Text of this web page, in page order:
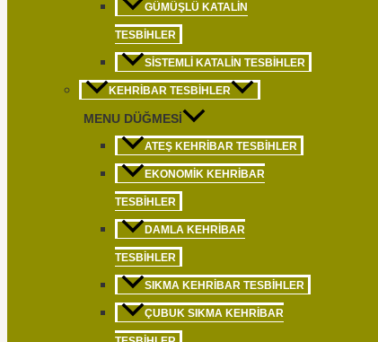
GÜMÜŞLÜ KATALIN
TESBIHLER
SISTEMLI KATALIN TESBIHLER
KEHRIBAR TESBIHLER
MENU DÜĞMESI
ATEŞ KEHRIBAR TESBIHLER
EKONOMIK KEHRIBAR
TESBIHLER
DAMLA KEHRIBAR
TESBIHLER
SIKMA KEHRIBAR TESBIHLER
ÇUBUK SIKMA KEHRIBAR